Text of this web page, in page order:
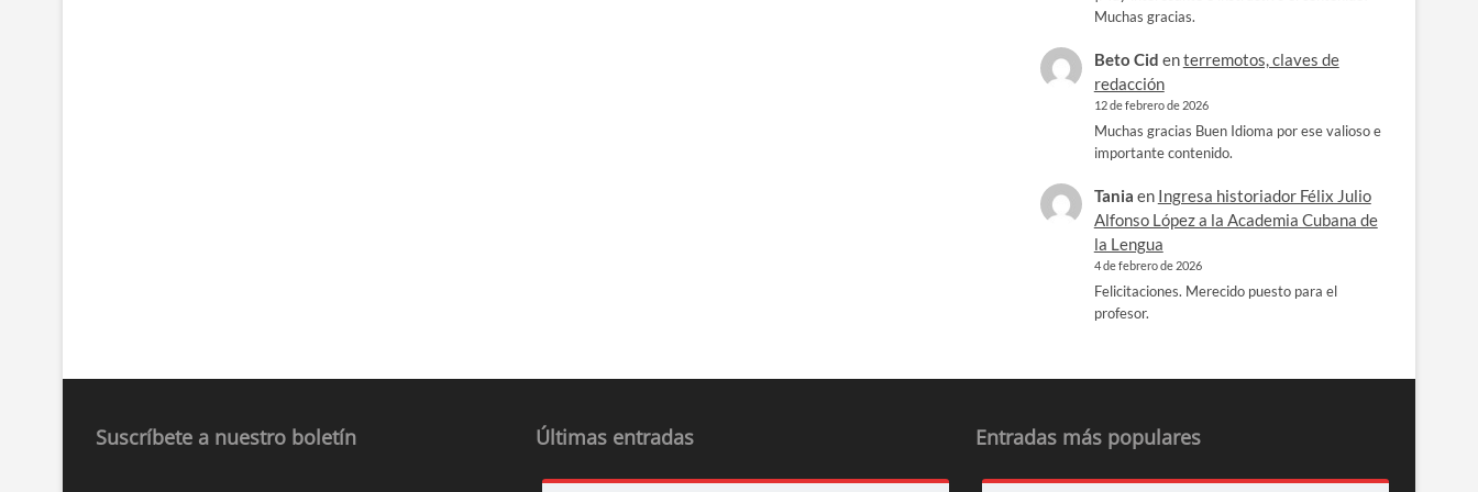
Muchas gracias.
Beto Cid enterremotos, claves de
redacción
12 de febrero de 2026
Muchas gracias Buen Idioma por ese valioso e
importante contenido.
Tania en Ingresa historiador Félix Julio
Alfonso López a la Academia Cubana de
la Lengua
4 de febrero de 2026
Felicitaciones. Merecido puesto para el
profesor.
Suscríbete a nuestro boletín Últimas entradas Entradas más populares